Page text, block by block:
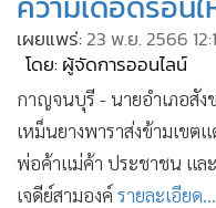
• กีฬา
• ต่างประเทศ
Special Scoop
• เศรษฐกิจ-ธุรกิจ
จีน
ชุมชน-คุณภาพชีวิต
เผยแพร่: 23 พ.ย. 2566
โดย: ผู้จัดการออนไลน์
กาญจนบุรี - นายอำเภอสัง
เหม็นยางพาราส่งข้ามเขต
พ่อค้าแม่ค้า ประชาชน แล
เจดีย์สามองค์ รายละเอียด...